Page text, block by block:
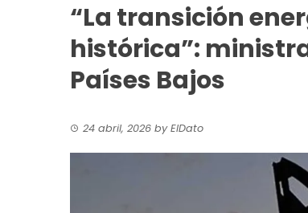
“La transición
histórica”:
Países Bajos
24 abril, 2026 byElDato